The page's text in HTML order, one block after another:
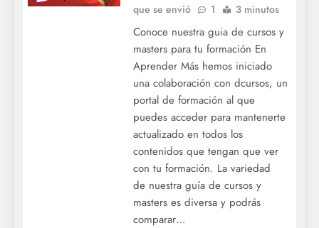
que se envió
1 3 minutos
Conoce nuestra guia de cursos y
masters para tu formación En
Aprender Más hemos iniciado
una colaboración con dcursos, un
portal de formación al que
puedes acceder para mantenerte
actualizado en todos los
contenidos que tengan que ver
con tu formación. La variedad
de nuestra guía de cursos y
masters es diversa y podrás
comparar…